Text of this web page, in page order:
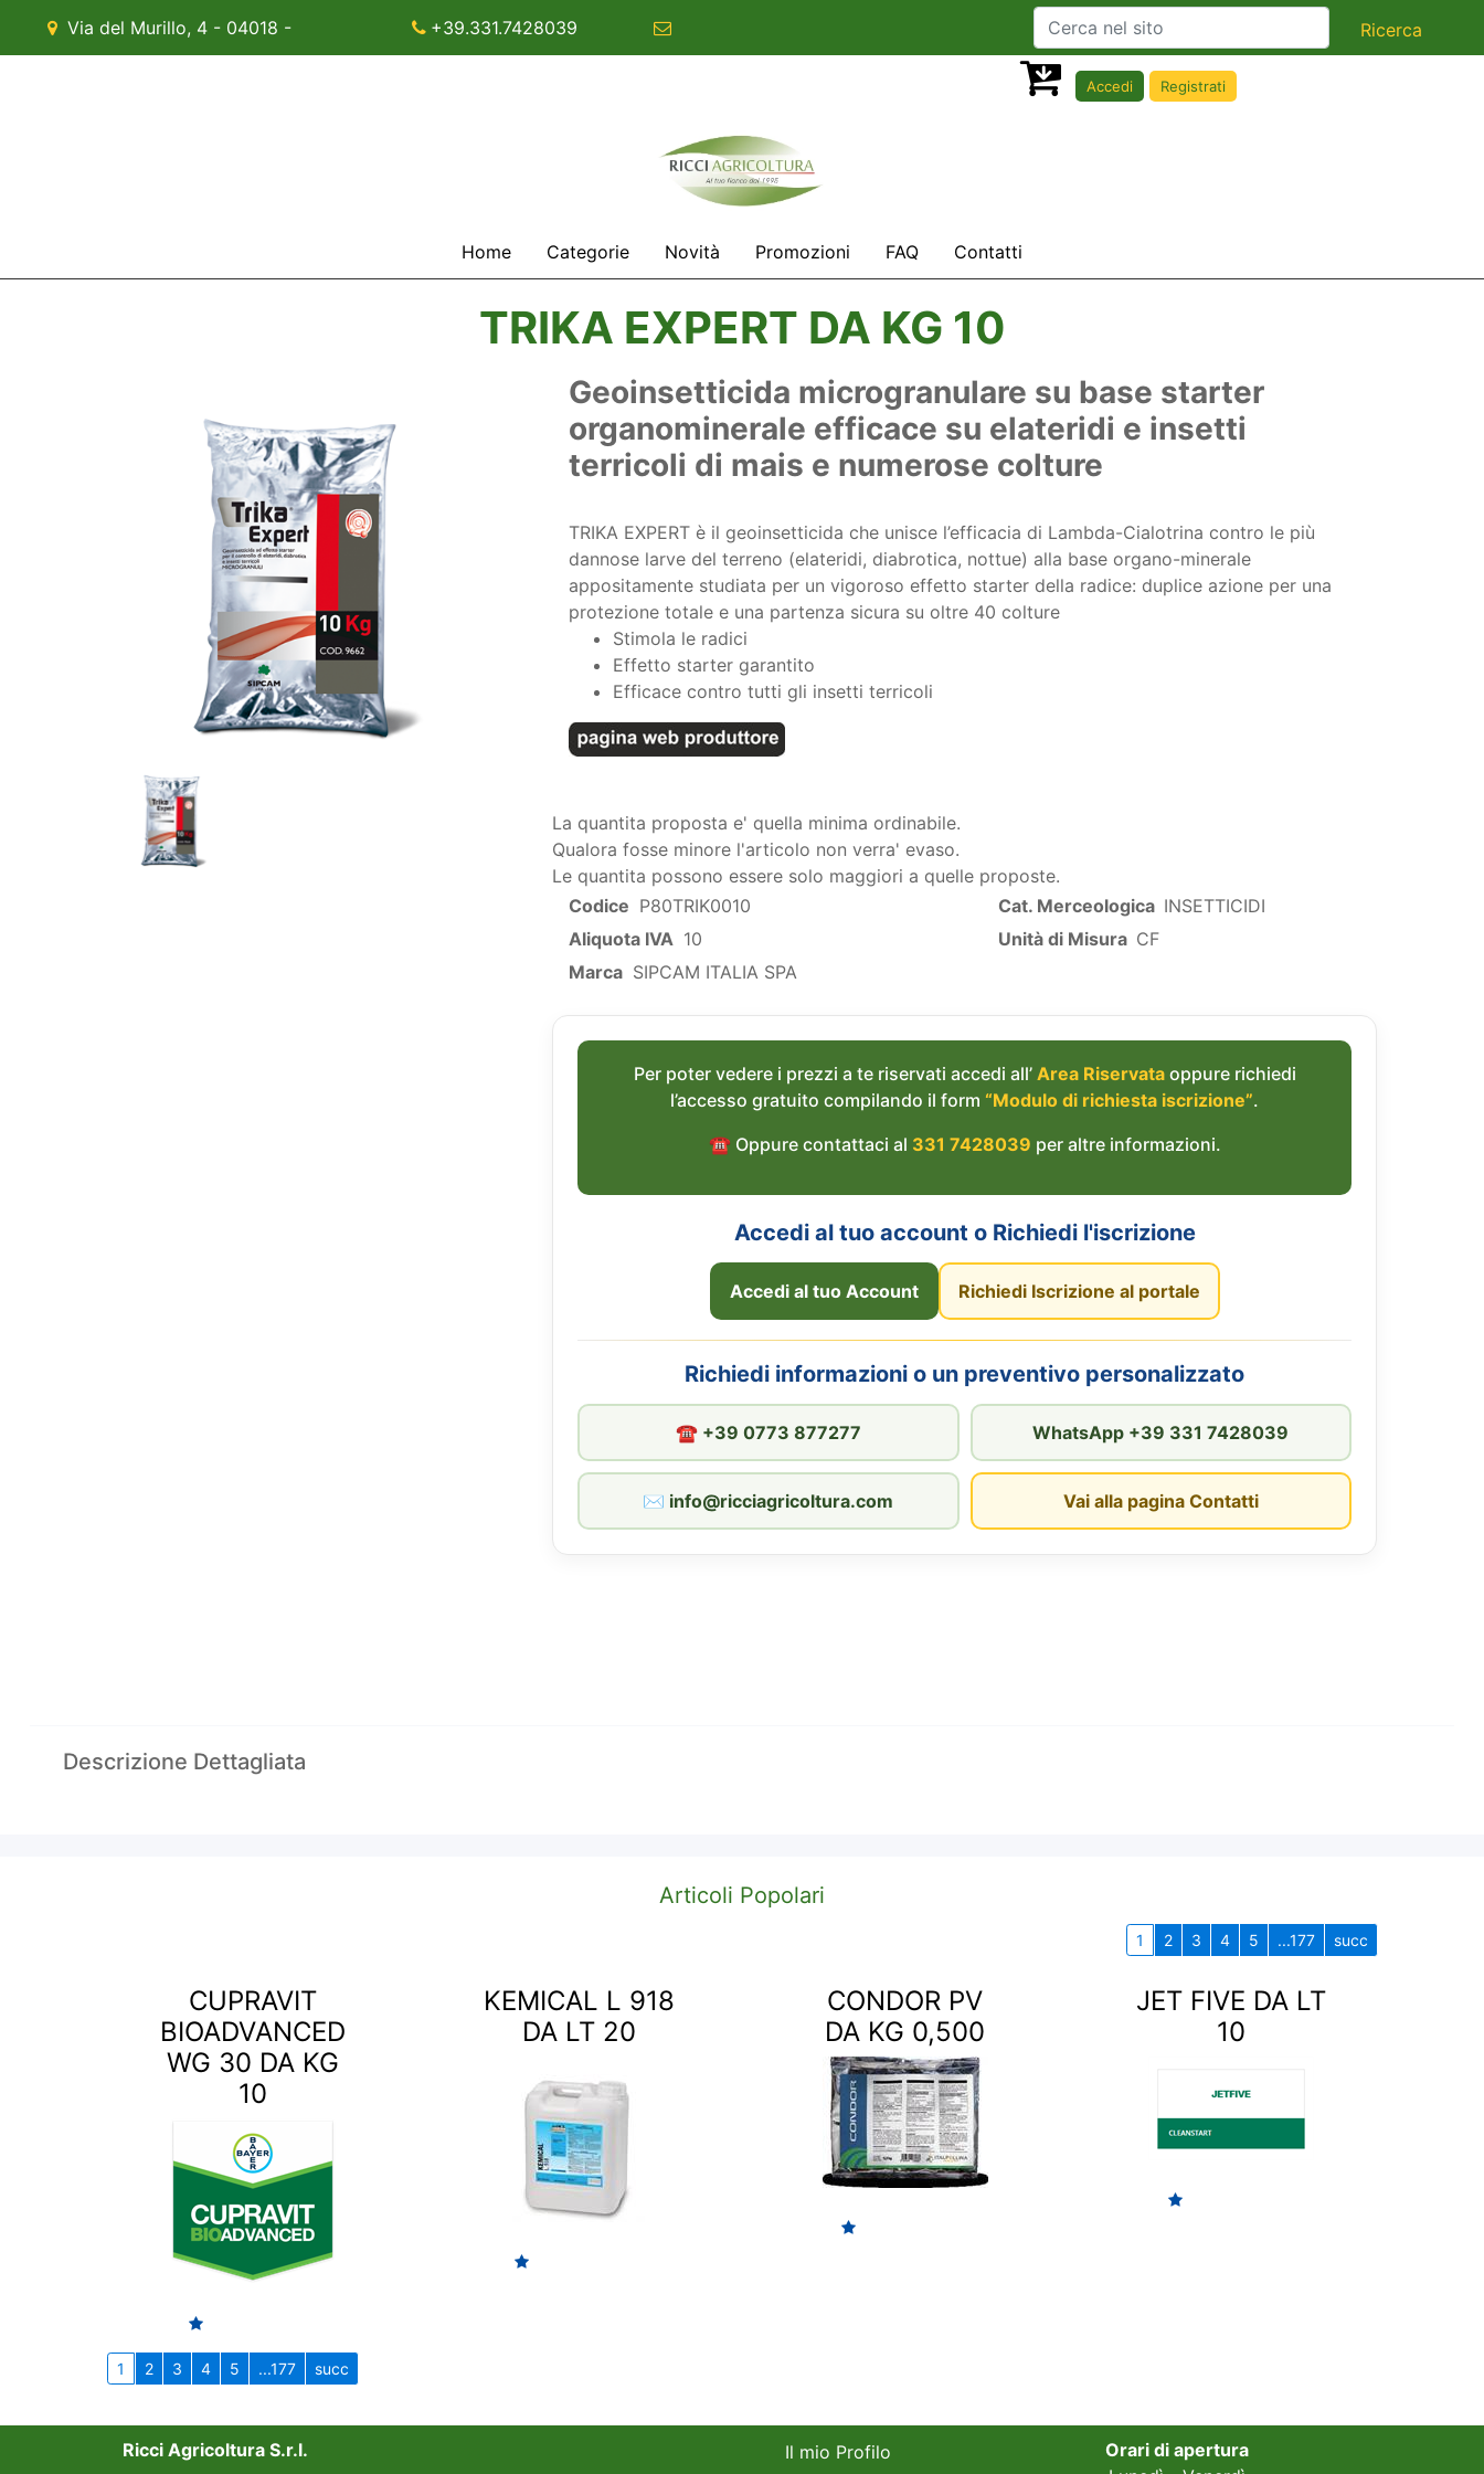
Via del Murillo, 4 - 04018 - +39.331.7428039
Accedi Registrati
Home Categorie Novità Promozioni FAQ Contatti
TRIKA EXPERT DA KG 10
Geoinsetticida microgranulare su base starter
organominerale efficace su elateridi e insetti
terricoli di mais e numerose colture
TRIKA EXPERT è il geoinsetticida che unisce l’efficacia di Lambda-Cialotrina contro le più
dannose larve del terreno (elateridi, diabrotica, nottue) alla base organo-minerale
appositamente studiata per un vigoroso effetto starter della radice: duplice azione per una
protezione totale e una partenza sicura su oltre 40 colture
Stimola le radici
Effetto starter garantito
Efficace contro tutti gli insetti terricoli
La quantita proposta e' quella minima ordinabile.
Qualora fosse minore l'articolo non verra' evaso.
Le quantita possono essere solo maggiori a quelle proposte.
Codice P80TRIK0010 Cat. Merceologica INSETTICIDI
Aliquota IVA 10 Unità di Misura CF
Marca SIPCAM ITALIA SPA
Per poter vedere i prezzi a te riservati accedi all’ Area Riservataoppure richiedi
l’accesso gratuito compilando il form “Modulo di richiesta iscrizione”.
☎︎ Oppure contattaci al 331 7428039 per altre informazioni.
Accedi al tuo account o Richiedi l'iscrizione
Accedi al tuo Account Richiedi Iscrizione al portale
Richiedi informazioni o un preventivo personalizzato
☎︎ +39 0773 877277 WhatsApp +39 331 7428039
✉︎ info@ricciagricoltura.com Vai alla pagina Contatti
Descrizione Dettagliata
Articoli Popolari
1 2 3 4 5 ...177 succ
CUPRAVIT
BIOADVANCED
WG 30 DA KG
10
KEMICAL L 918
DA LT 20
CONDOR PV
DA KG 0,500
JET FIVE DA LT
10
1 2 3 4 5 ...177 succ
Ricci Agricoltura S.r.l.
Il mio Profilo
Orari di apertura